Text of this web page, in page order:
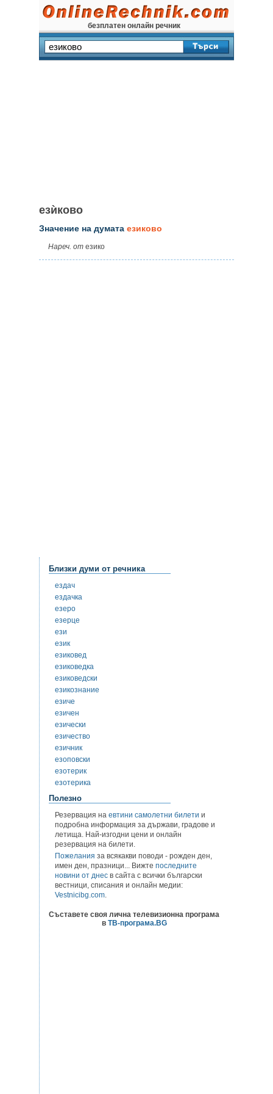
безплатен онлайн речник
езѝково
Значение на думата езиково
Нареч. от езико
Близки думи от речника
ездач
ездачка
езеро
езерце
ези
език
езиковед
езиковедка
езиковедски
езикознание
езиче
езичен
езически
езичество
езичник
езоповски
езотерик
езотерика
Полезно
Резервация на евтини самолетни билети и
подробна информация за държави, градове и
летища. Най-изгодни цени и онлайн
резервация на билети.
Пожелания за всякакви поводи - рожден ден,
имен ден, празници... Вижте последните
новини от днес в сайта с всички български
вестници, списания и онлайн медии:
Vestnicibg.com.
Съставете своя лична телевизионна програма
в ТВ-програма.BG